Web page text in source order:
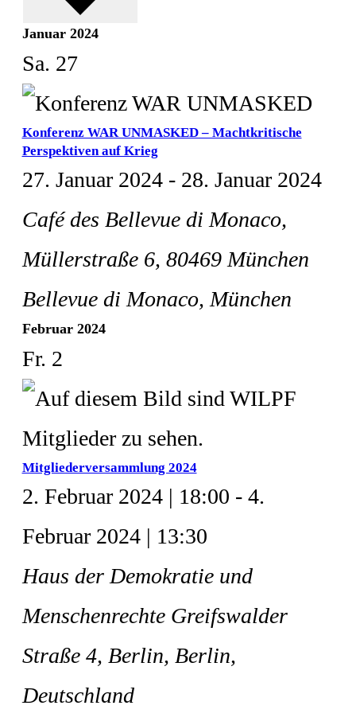
Januar 2024
Sa. 27
Konferenz WAR UNMASKED – Machtkritische
Perspektiven auf Krieg
27. Januar 2024- 28. Januar 2024
Café des Bellevue di Monaco,
Müllerstraße 6, 80469 München
Bellevue di Monaco, München
Februar 2024
Fr. 2
Mitgliederversammlung 2024
2. Februar 2024 | 18:00 - 4.
Februar 2024 | 13:30
Haus der Demokratie und
Menschenrechte Greifswalder
Straße 4, Berlin, Berlin,
Deutschland